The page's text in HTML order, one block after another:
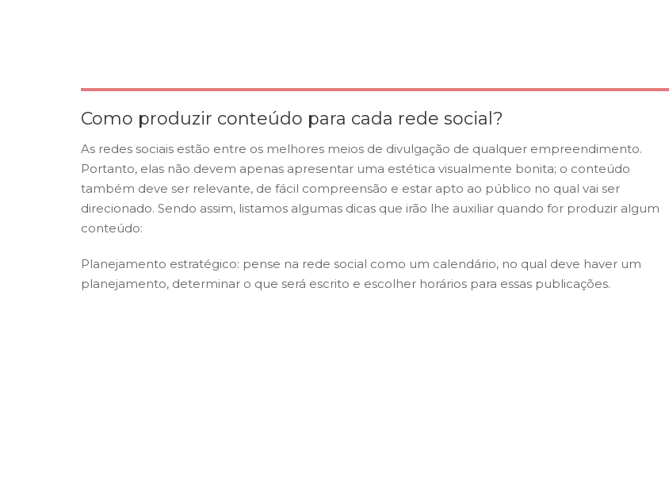
Como produzir conteúdo para cada rede social?
As redes sociais estão entre os melhores meios de divulgação de qualquer empreendimento.
Portanto, elas não devem apenas apresentar uma estética visualmente bonita; o conteúdo
também deve ser relevante, de fácil compreensão e estar apto ao público no qual vai ser
direcionado. Sendo assim, listamos algumas dicas que irão lhe auxiliar quando for produzir algum
conteúdo:
Planejamento estratégico: pense na rede social como um calendário, no qual deve haver um
planejamento, determinar o que será escrito e escolher horários para essas publicações.